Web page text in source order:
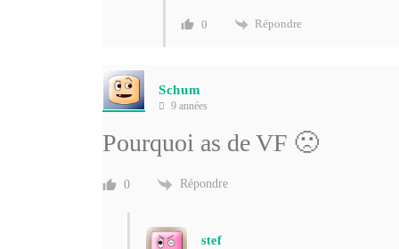
0 Répondre
Schum
9 années
Pourquoi as de VF 🙁
0 Répondre
stef